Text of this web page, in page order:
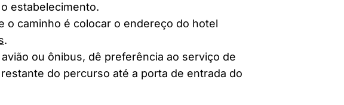
estabelecimento.
o caminho é colocar o endereço do hotel
.
ou ônibus, dê preferência ao serviço de
do percurso até a porta de entrada do